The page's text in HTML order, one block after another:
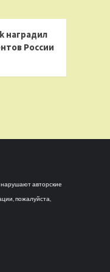
наградил
России
авторские
пожалуйста,